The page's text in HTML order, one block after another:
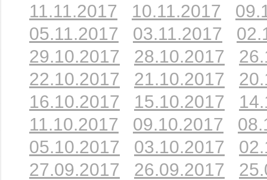
11.11.2017
10.11.2017
05.11.2017
03.11.2017
29.10.2017
28.10.2017
22.10.2017
21.10.2017
16.10.2017
15.10.2017
11.10.2017
09.10.2017
05.10.2017
03.10.2017
27.09.2017
26.09.2017